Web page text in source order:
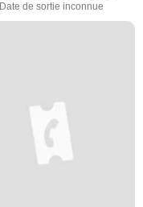
Date de sortie inconnue